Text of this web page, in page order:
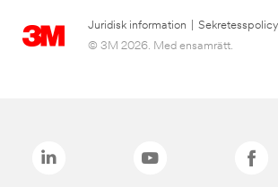
Juridisk information Sekretesspolicy
© 3M 2026. Med ensamrätt.